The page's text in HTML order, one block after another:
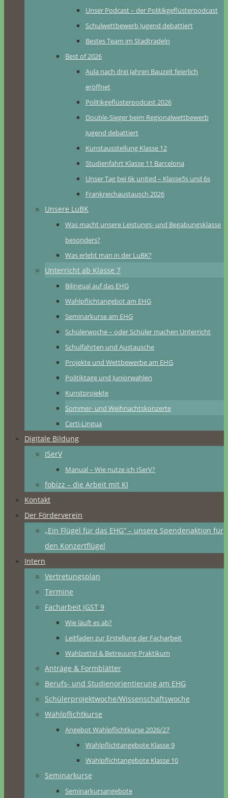
Unser Podcast – der Politikgeflüsterpodcast
Schulwettbewerb Jugend debattiert
Bestes Team im Stadtradeln
Best of 2026
Aula nach drei Jahren Bauzeit feierlich
eröffnet
Politikgeflüsterpodcast 2026
Double-Sieger beim Regionalwettbewerb
Jugend debattiert
Kunstausstellung Klasse 12
Studienfahrt Klasse 11 Barcelona
Unser Tag bei 6k united – Klasse5s und 6s
Frankreichaustausch 2026
Unsere LuBK
Was macht unsere Leistungs- und Begabungsklasse
besonders?
Was erlebt man in der LuBK?
Unterricht ab Klasse 7
Bilingual auf das EHG
Wahlpflichtangebot am EHG
Seminarkurse am EHG
Schülerwoche – oder Schüler machen Unterricht
Schulfahrten und Austausche
Projekte und Wettbewerbe am EHG
Politiktage und Juniorwahlen
Kunstprojekte
Sommer- und Weihnachtskonzerte
Certi-Lingua
Digitale Bildung
ISerV
Manual – Wie nutze ich ISerV?
fobizz – die Arbeit mit KI
Kontakt
Der Förderverein
„Ein Flügel für das EHG“ – unsere Spendenaktion für
den Konzertflügel
Intern
Vertretungsplan
Termine
Facharbeit JGST 9
Wie läuft es ab?
Leitfaden zur Erstellung der Facharbeit
Wahlzettel & Betreuung Praktikum
Anträge & Formblätter
Berufs- und Studienorientierung am EHG
Schülerprojektwoche/Wissenschaftswoche
Wahlpflichtkurse
Angebot Wahlpflichtkurse 2026/27
Wahlpflichtangebote Klasse 9
Wahlpflichtangebote Klasse 10
Seminarkurse
Seminarkursangebote